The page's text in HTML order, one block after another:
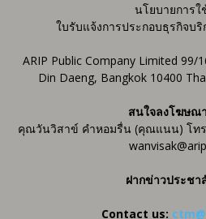
นโยบายการใ
ใบรับแจ้งการประกอบธุรกิจบ
ARIP Public Company Limited 99/
Din Daeng, Bangkok 10400
สนใจลงโฆษณ
คุณวันวิสาข์ คำหอมรื่น (คุณแนน) โทร.
ฝากข่าวประช
Contact us: